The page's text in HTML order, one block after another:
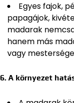
Egyes fajok,
papagájok,
madarak
hanem más
vagy
6. A környezet